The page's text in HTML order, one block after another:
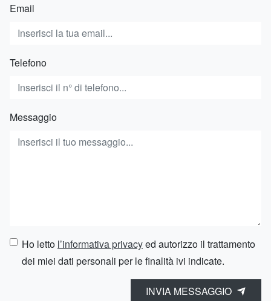
Email
Telefono
Messaggio
Ho letto l’informativa privacyed autorizzo il trattamento
dei miei dati personali per le finalità ivi indicate.
INVIA MESSAGGIO